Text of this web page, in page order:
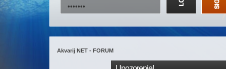
Akvarij NET - FORUM